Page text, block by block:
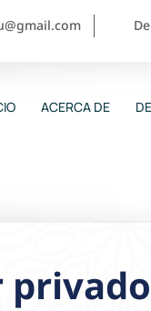
ACERCA DE